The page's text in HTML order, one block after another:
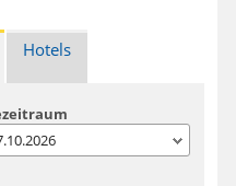
Hotels